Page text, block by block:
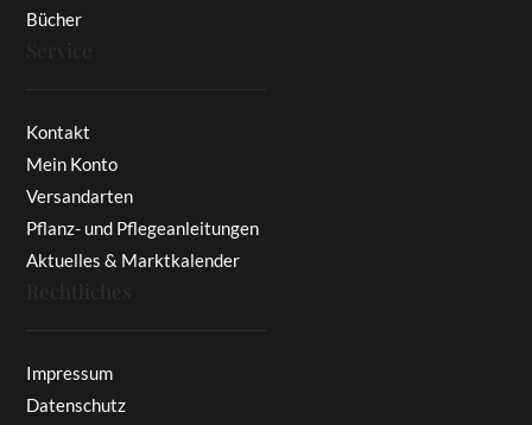
Bücher
Service
Kontakt
Mein Konto
Versandarten
Pflanz- und Pflegeanleitungen
Aktuelles & Marktkalender
Rechtliches
Impressum
Datenschutz